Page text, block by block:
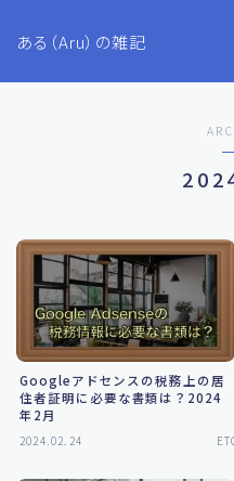
ある（Aru）の雑記
MENU
お問い合わせ
生活・ファイナンス
ETC
Googleアドセンスの税務上の居
住者証明に必要な書類は？2024
年2月
2024.02.24